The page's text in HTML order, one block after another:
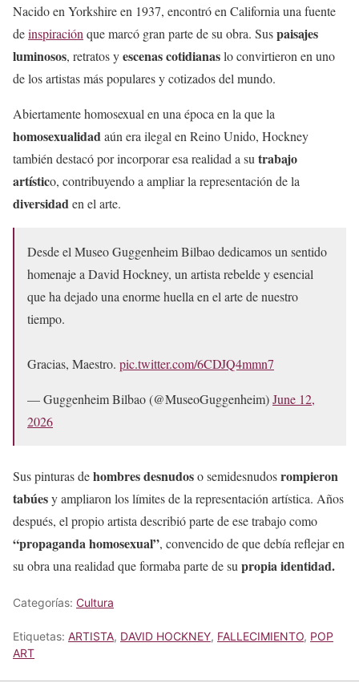
Nacido en Yorkshire en 1937, encontró en California una fuente
deinspiración que marcó gran parte de su obra. Suspaisajes
luminosos, retratos yescenas cotidianaslo convirtieron en uno
de los artistas más populares y cotizados del mundo.
Abiertamente homosexual en una época en la que la
homosexualidadaún era ilegal en Reino Unido, Hockney
también destacó por incorporar esa realidad a su trabajo
artístico, contribuyendo a ampliar la representación de la
diversidaden el arte.
Desde el Museo Guggenheim Bilbao dedicamos un sentido
homenaje a David Hockney, un artista rebelde y esencial
que ha dejado una enorme huella en el arte de nuestro
tiempo.
Gracias, Maestro. pic.twitter.com/6CDJQ4mmn7
— Guggenheim Bilbao (@MuseoGuggenheim)June 12,
2026
Sus pinturas dehombres desnudoso semidesnudosrompieron
tabúesy ampliaron los límites de la representación artística. Años
después, el propio artista describió parte de ese trabajo como
“propaganda homosexual”, convencido de que debía reflejar en
su obra una realidad que formaba parte de su propia identidad.
Categorías: Cultura
Etiquetas: ARTISTA, DAVID HOCKNEY, FALLECIMIENTO, POP
ART